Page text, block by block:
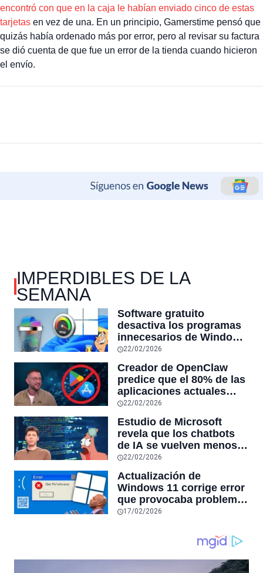
encontró con que en la caja le habían enviado cinco de estas
tarjetas en vez de una. En un principio, Gamerstime pensó que
quizás había ordenado más por error, pero al revisar su factura
se dió cuenta de que fue un error de la tienda cuando hicieron
el envío.
IMPERDIBLES DE LA
SEMANA
Software gratuito
desactiva los programas
innecesarios de Windows
11 y optimiza el PC,
RAM y mucho más
22/02/2026
Creador de OpenClaw
predice que el 80% de las
aplicaciones actuales
desaparecerán en el
las aplicaciones con
sensores únicos o
conexiones especiales a
hardware
22/02/2026
Estudio de Microsoft
revela que los chatbots
de IA se vuelven menos
confiables mientras más
tiempo hablas con ellos:
la falta de confiabilidad
sube un 112%
22/02/2026
Actualización de
Windows 11 corrige error
que provocaba problemas
al jugar en PC: los
producían desde 2023
17/02/2026